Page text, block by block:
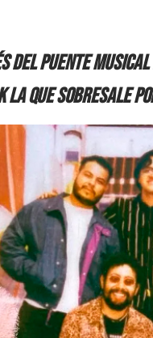
del puente
que sobresale